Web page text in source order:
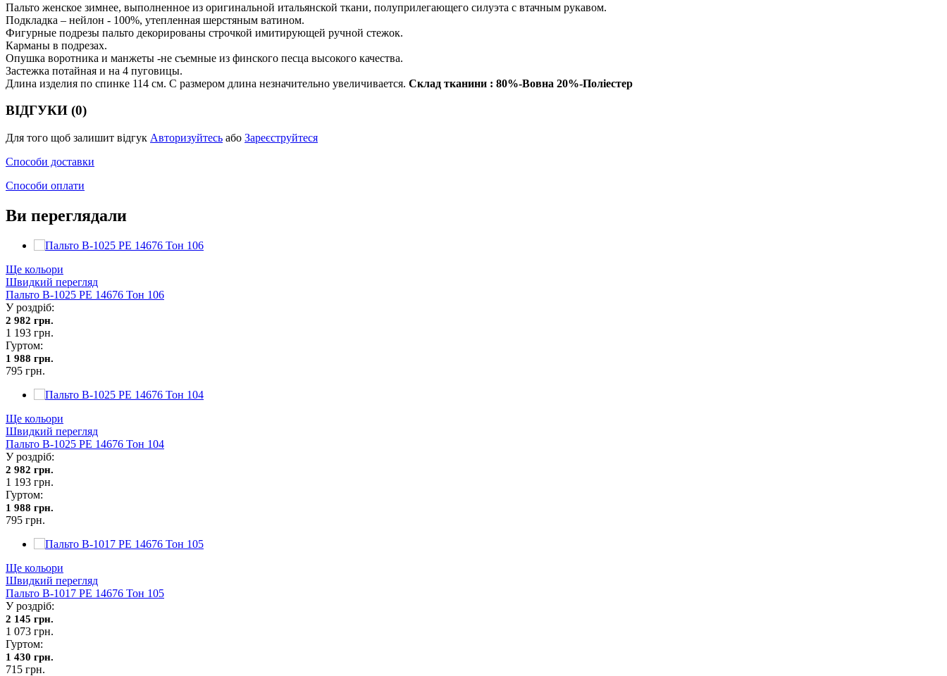
Пальто женское зимнее, выполненное из оригинальной итальянской ткани, полуприлегающего силуэта с втачным рукавом.
Подкладка – нейлон - 100%, утепленная шерстяным ватином.
Фигурные подрезы пальто декорированы строчкой имитирующей ручной стежок.
Карманы в подрезах.
Опушка воротника и манжеты -не съемные из финского песца высокого качества.
Застежка потайная и на 4 пуговицы.
Длина изделия по спинке 114 см. С размером длина незначительно увеличивается. Склад тканини : 80%-Вовна 20%-Поліестер
ВІДГУКИ (0)
Для того щоб залишит відгук Авторизуйтесь або Зареєструйтеся
Способи доставки
Способи оплати
Ви переглядали
Ще кольори
Швидкий перегляд
Пальто В-1025 PE 14676 Тон 106
У роздріб:
2 982 грн.
1 193 грн.
Гуртом:
1 988 грн.
795 грн.
Ще кольори
Швидкий перегляд
Пальто В-1025 PE 14676 Тон 104
У роздріб:
2 982 грн.
1 193 грн.
Гуртом:
1 988 грн.
795 грн.
Ще кольори
Швидкий перегляд
Пальто В-1017 PE 14676 Тон 105
У роздріб:
2 145 грн.
1 073 грн.
Гуртом:
1 430 грн.
715 грн.